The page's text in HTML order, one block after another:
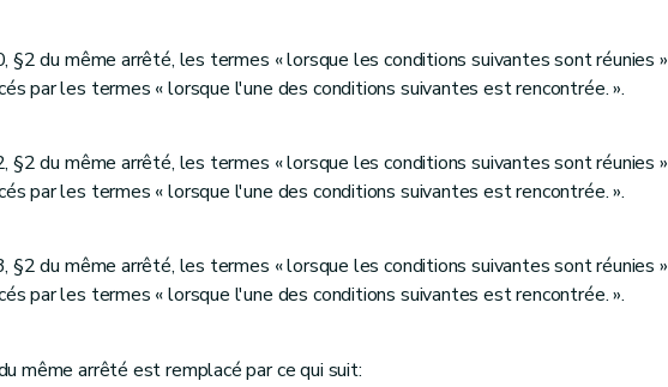
§2 du même arrêté, les termes « lorsque les conditions suivantes sont réunies »
par les termes « lorsque l'une des conditions suivantes est rencontrée. ».
§2 du même arrêté, les termes « lorsque les conditions suivantes sont réunies »
par les termes « lorsque l'une des conditions suivantes est rencontrée. ».
§2 du même arrêté, les termes « lorsque les conditions suivantes sont réunies »
par les termes « lorsque l'une des conditions suivantes est rencontrée. ».
même arrêté est remplacé par ce qui suit: